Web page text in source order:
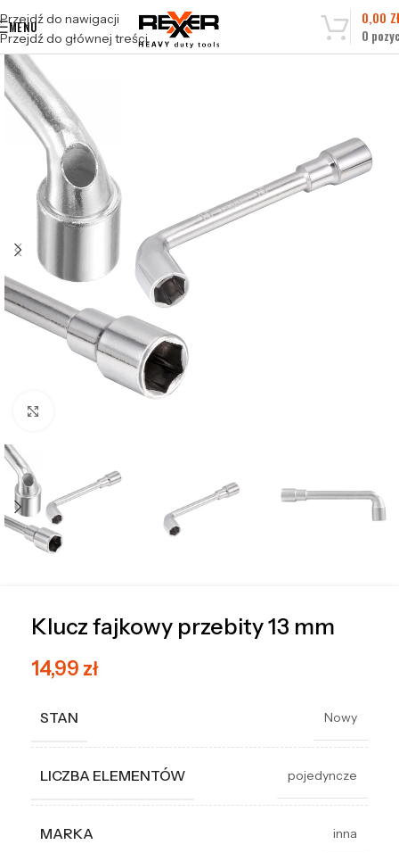
Przejdź do nawigacji
Przejdź do głównej treści
MENU
0
0,00
Klucz fajkowy przebity 13 mm
14,99 zł
STAN Nowy
LICZBA ELEMENTÓW pojedyncze
MARKA inna